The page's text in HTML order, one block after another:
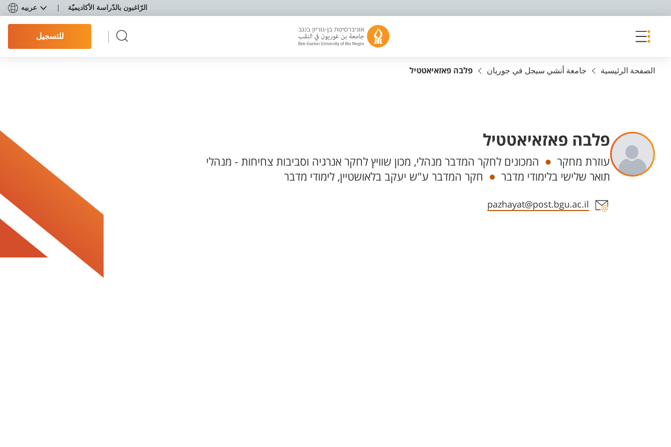
الرّاغبون بالدّراسة الأكاديميّة عربيه
للتسجيل
الصفحة الرئيسية جامعة أنشي سيجل في جوريان פלבה פאזאיאטטיל
פלבה פאזאיאטטיל
Departments
עוזרת מחקר
המכונים לחקר המדבר מנהלי, מכון שוויץ לחקר אנרגיה וסביבות צחיחות - מנהלי
תואר שלישי בלימודי מדבר
חקר המדבר ע"ש יעקב בלאושטיין, לימודי מדבר
Staff member contact section
pazhayat@post.bgu.ac.il